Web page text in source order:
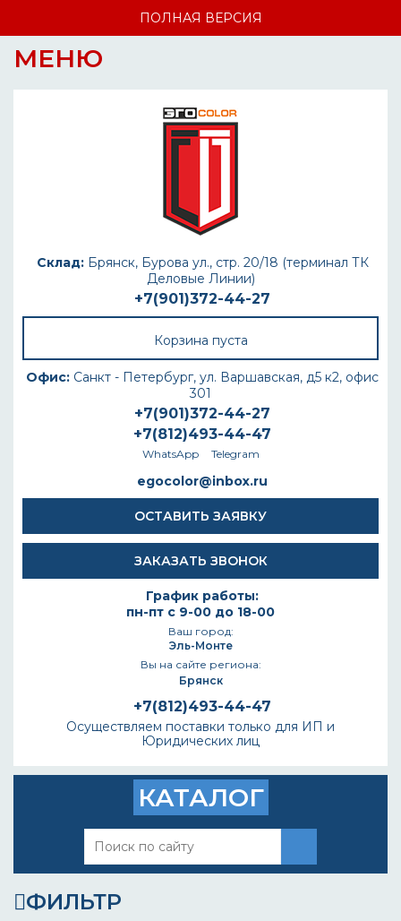
ПОЛНАЯ ВЕРСИЯ
МЕНЮ
Склад:Брянск, Бурова ул., стр. 20/18 (терминал ТК
Деловые Линии)
+7(901)372-44-27
Корзина пуста
Офис: Санкт - Петербург, ул. Варшавская, д5 к2, офис
301
+7(901)372-44-27
+7(812)493-44-47
WhatsApp Telegram
egocolor@inbox.ru
ОСТАВИТЬ ЗАЯВКУ
ЗАКАЗАТЬ ЗВОНОК
График работы:
пн-пт с 9-00 до 18-00
Ваш город:
Эль-Монте
Вы на сайте региона:
Брянск
+7(812)493-44-47
Осуществляем поставки только для ИП и
Юридических лиц
КАТАЛОГ
ФИЛЬТР